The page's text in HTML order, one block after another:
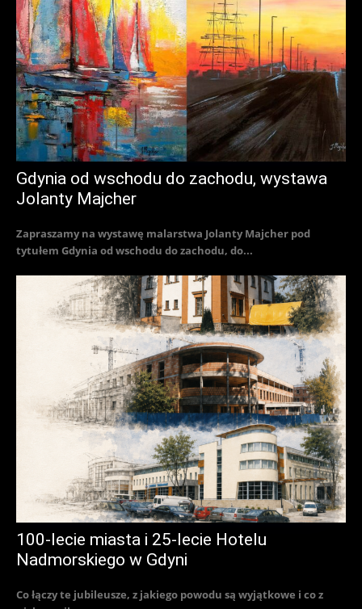
Gdynia od wschodu do zachodu, wystawa
Jolanty Majcher
Zapraszamy na wystawę malarstwa Jolanty Majcher pod
tytułem Gdynia od wschodu do zachodu, do...
100-lecie miasta i 25-lecie Hotelu
Nadmorskiego w Gdyni
Co łączy te jubileusze, z jakiego powodu są wyjątkowe i co z